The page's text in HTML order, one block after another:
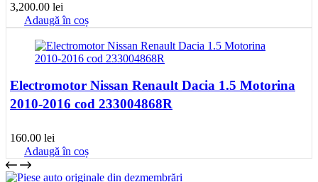
3,200.00 lei
Adaugă în coș
Electromotor Nissan Renault Dacia 1.5 Motorina
2010-2016 cod 233004868R
160.00 lei
Adaugă în coș